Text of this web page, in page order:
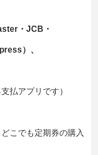
・JCB・
）、
払アプリです）
こでも定期券の購入